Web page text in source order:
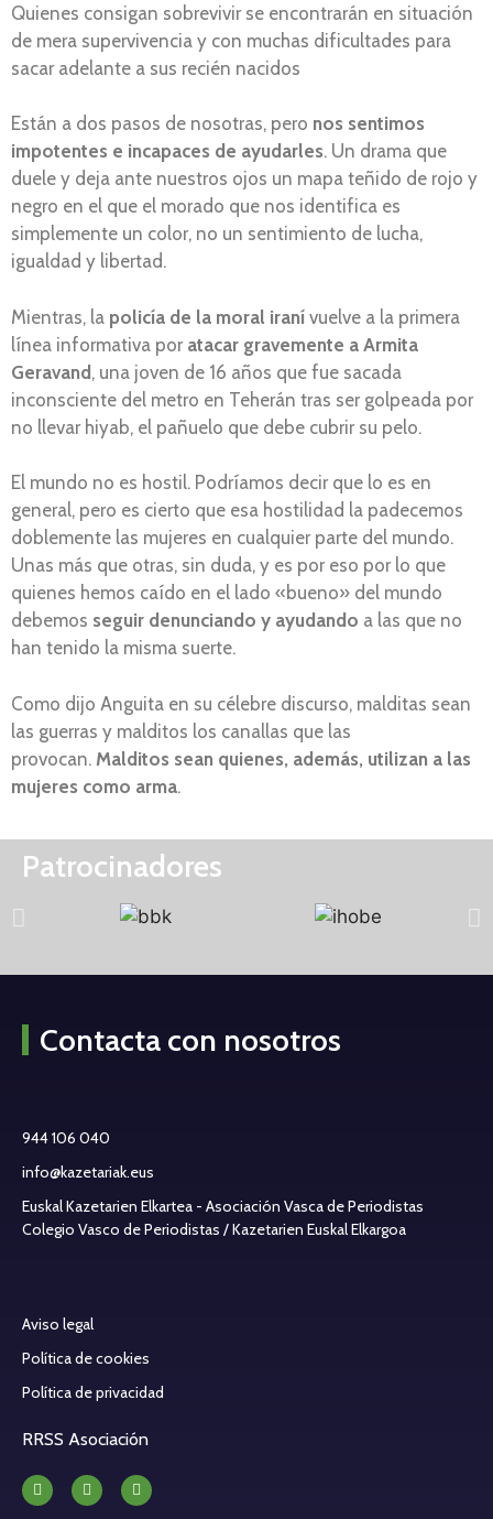
Quienes consigan sobrevivir se encontrarán en situación
de mera supervivencia y con muchas dificultades para
sacar adelante a sus recién nacidos
Están a dos pasos de nosotras, pero nos sentimos
impotentes e incapaces de ayudarles. Un drama que
duele y deja ante nuestros ojos un mapa teñido de rojo y
negro en el que el morado que nos identifica es
simplemente un color, no un sentimiento de lucha,
igualdad y libertad.
Mientras, la policía de la moral iraní vuelve a la primera
línea informativa por atacar gravemente a Armita
Geravand, una joven de 16 años que fue sacada
inconsciente del metro en Teherán tras ser golpeada por
no llevar hiyab, el pañuelo que debe cubrir su pelo.
El mundo no es hostil. Podríamos decir que lo es en
general, pero es cierto que esa hostilidad la padecemos
doblemente las mujeres en cualquier parte del mundo.
Unas más que otras, sin duda, y es por eso por lo que
quienes hemos caído en el lado «bueno» del mundo
debemos seguir denunciando y ayudando a las que no
han tenido la misma suerte.
Como dijo Anguita en su célebre discurso, malditas sean
las guerras y malditos los canallas que las
provocan. Malditos sean quienes, además, utilizan a las
mujeres como arma.
Patrocinadores
Contacta con nosotros
944 106 040
info@kazetariak.eus
Euskal Kazetarien Elkartea - Asociación Vasca de Periodistas
Colegio Vasco de Periodistas / Kazetarien Euskal Elkargoa
Aviso legal
Política de cookies
Política de privacidad
RRSS Asociación